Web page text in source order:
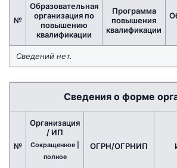
№
Образовательная
организация по
повышению
квалификации
Программа
повышения
квалификации
Сведений нет.
Сведения о форме
№
Организация
/ ИП
Сокращенное |
полное
ОГРН/ОГРНИП